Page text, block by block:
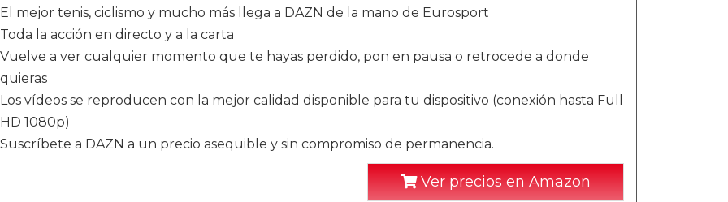
El mejor tenis, ciclismo y mucho más llega a DAZN de la mano de Eurosport
Toda la acción en directo y a la carta
Vuelve a ver cualquier momento que te hayas perdido, pon en pausa o retrocede a donde
quieras
Los vídeos se reproducen con la mejor calidad disponible para tu dispositivo (conexión hasta Full
HD 1080p)
Suscríbete a DAZN a un precio asequible y sin compromiso de permanencia.
Ver precios en Amazon